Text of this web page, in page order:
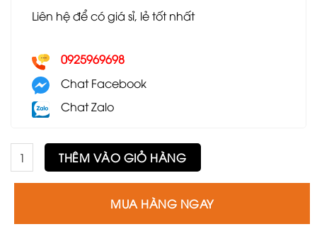
Liên hệ để có giá sỉ, lẻ tốt nhất
0925969698
Chat Facebook
Chat Zalo
Bàn trà GS14 số lượng
THÊM VÀO GIỎ HÀNG
MUA HÀNG NGAY